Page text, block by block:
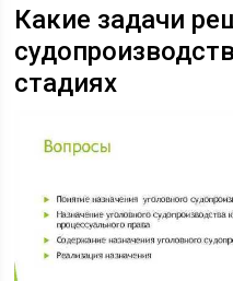
Какие задачи
стадиях